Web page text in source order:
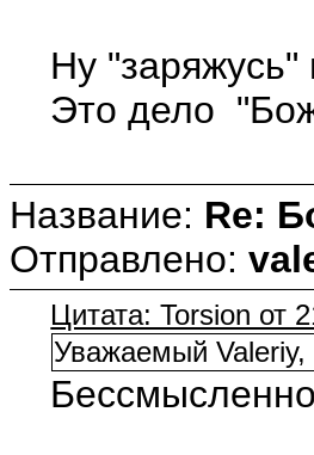
Ну
Это дело
Название: Re:
Отправлено:
Цитата: Torsion от
Уважаемый Valeriy,